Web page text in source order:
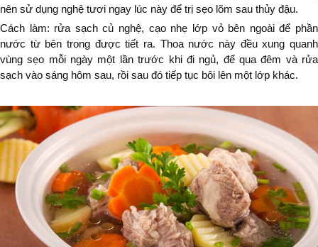
nên sử dụng nghệ tươi ngay lúc này để trị sẹo lõm sau thủy đậu.
Cách làm: rửa sạch củ nghệ, cạo nhẹ lớp vỏ bên ngoài để phần
nước từ bên trong được tiết ra. Thoa nước này đều xung quanh
vùng sẹo mỗi ngày một lần trước khi đi ngủ, để qua đêm và rửa
sạch vào sáng hôm sau, rồi sau đó tiếp tục bôi lên một lớp khác.